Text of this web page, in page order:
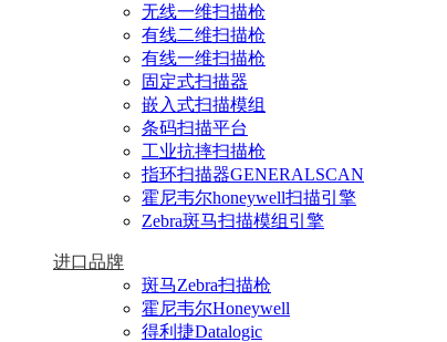
无线一维扫描枪
有线二维扫描枪
有线一维扫描枪
固定式扫描器
嵌入式扫描模组
条码扫描平台
工业抗摔扫描枪
指环扫描器GENERALSCAN
霍尼韦尔honeywell扫描引擎
Zebra斑马扫描模组引擎
进口品牌
斑马Zebra扫描枪
霍尼韦尔Honeywell
得利捷Datalogic